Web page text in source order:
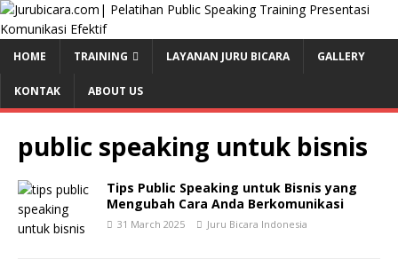
HOME TRAINING LAYANAN JURU BICARA GALLERY
KONTAK ABOUT US
public speaking untuk bisnis
Tips Public Speaking untuk Bisnis yang
Mengubah Cara Anda Berkomunikasi
31 March 2025 Juru Bicara Indonesia